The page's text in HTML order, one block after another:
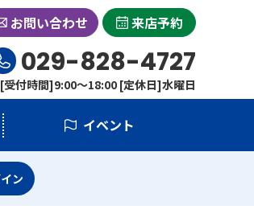
お問い合わせ 来店予約
029-828-4727
[受付時間]9:00～18:00 [定休日]水曜日
イベント